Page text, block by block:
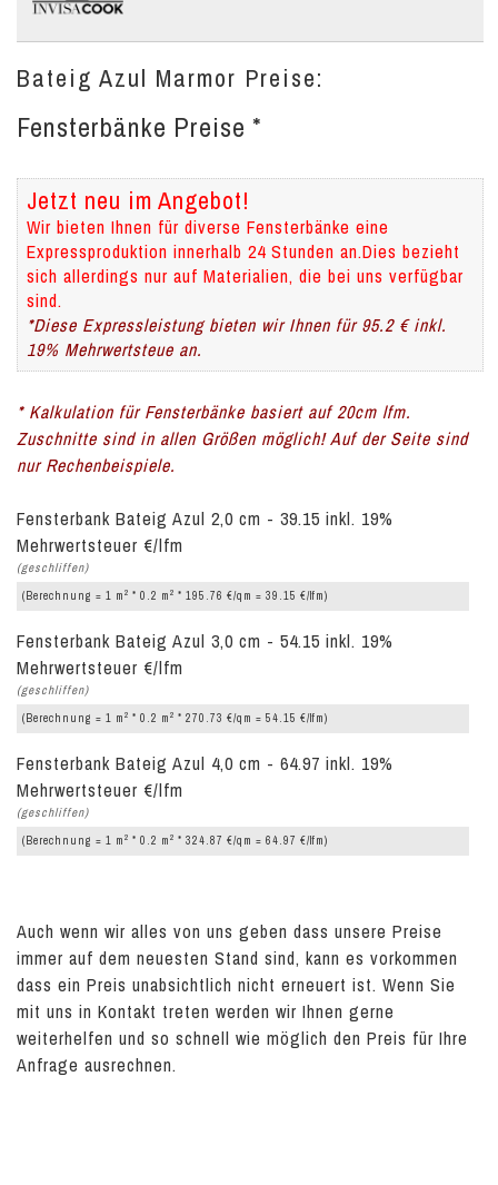
Bateig Azul Marmor Preise:
Fensterbänke Preise *
Jetzt neu im Angebot!
Wir bieten Ihnen für diverse Fensterbänke eine
Expressproduktion innerhalb 24 Stunden an.Dies bezieht
sich allerdings nur auf Materialien, die bei uns verfügbar
sind.
*Diese Expressleistung bieten wir Ihnen für 95.2 € inkl.
19% Mehrwertsteue an.
* Kalkulation für Fensterbänke basiert auf 20cm lfm.
Zuschnitte sind in allen Größen möglich! Auf der Seite sind
nur Rechenbeispiele.
Fensterbank Bateig Azul 2,0 cm - 39.15 inkl. 19%
Mehrwertsteuer €/lfm
(geschliffen)
(Berechnung = 1 m 2 * 0.2 m 2 * 195.76 €/qm = 39.15 €/lfm)
Fensterbank Bateig Azul 3,0 cm - 54.15 inkl. 19%
Mehrwertsteuer €/lfm
(geschliffen)
(Berechnung = 1 m 2 * 0.2 m 2 * 270.73 €/qm = 54.15 €/lfm)
Fensterbank Bateig Azul 4,0 cm - 64.97 inkl. 19%
Mehrwertsteuer €/lfm
(geschliffen)
(Berechnung = 1 m 2 * 0.2 m 2 * 324.87 €/qm = 64.97 €/lfm)
Auch wenn wir alles von uns geben dass unsere Preise
immer auf dem neuesten Stand sind, kann es vorkommen
dass ein Preis unabsichtlich nicht erneuert ist. Wenn Sie
mit uns in Kontakt treten werden wir Ihnen gerne
weiterhelfen und so schnell wie möglich den Preis für Ihre
Anfrage ausrechnen.